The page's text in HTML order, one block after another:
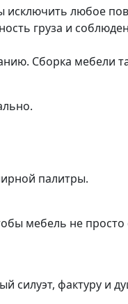
исключить любое
груза и
Сборка мебели
палитры.
мебель не
фактуру и